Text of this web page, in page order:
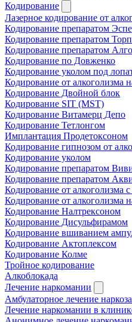
Кодирование
Лазерное кодирование от
Кодирование препаратом
Кодирование препаратом
Кодирование препаратом
Кодирование по Довженко
Кодирование уколом под
Кодирование от алкоголизма
Кодирование Двойной блок
Кодирование SIT (MST)
Кодирование Витамерц Депо
Кодирование Тетлонгом
Имплантация Продетоксоном
Кодирование гипнозом от
Кодирование уколом
Кодирование препаратом
Кодирование препаратом
Кодирование от алкоголизма
Кодирование от алкоголизма
Кодирование Налтрексоном
Кодирование Дисульфирамом
Кодирование вшиванием
Кодирование Актоплексом
Кодирование Колме
Тройное кодирование
Алкоблокада
Лечение наркомании
Амбулаторное лечение
Лечение наркомании в